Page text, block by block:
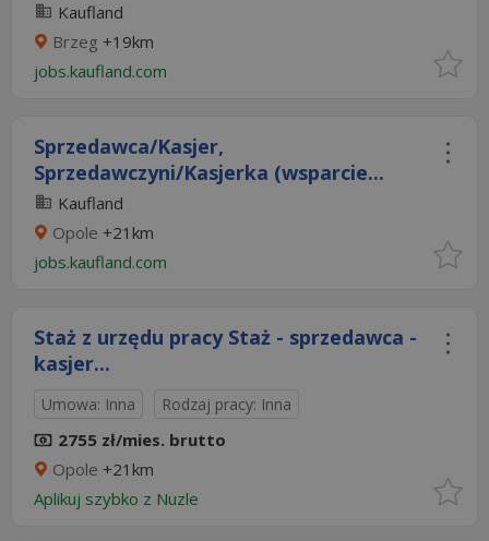
Kaufland
Brzeg +19km
jobs.kaufland.com
Sprzedawca/Kasjer,
Sprzedawczyni/Kasjerka (wsparcie...
Kaufland
Opole +21km
jobs.kaufland.com
Staż z urzędu pracy Staż - sprzedawca -
kasjer...
Umowa: Inna Rodzaj pracy: Inna
2755 zł/mies. brutto
Opole +21km
Aplikuj szybko z Nuzle